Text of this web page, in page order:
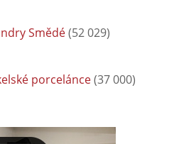
Smědé(52 029)
porcelánce(37 000)